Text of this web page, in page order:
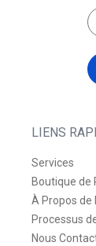
LIENS
Services
Boutique de
À Propos de
Processus
Nous